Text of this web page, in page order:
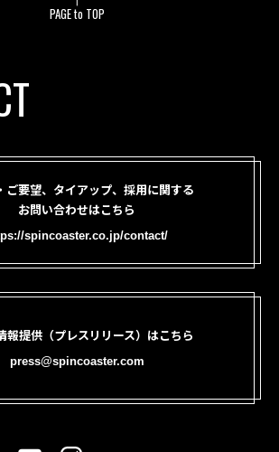
PAGE to TOP
ご要望、タイアップ、採用に関する
お問い合わせはこちら
spincoaster.co.jp/contact/
報提供（プレスリリース）はこちら
press@spincoaster.com